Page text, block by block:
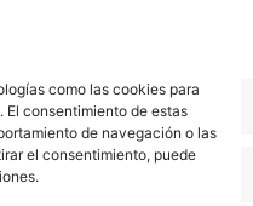
como las cookies para
consentimiento de estas
de navegación o las
el consentimiento, puede